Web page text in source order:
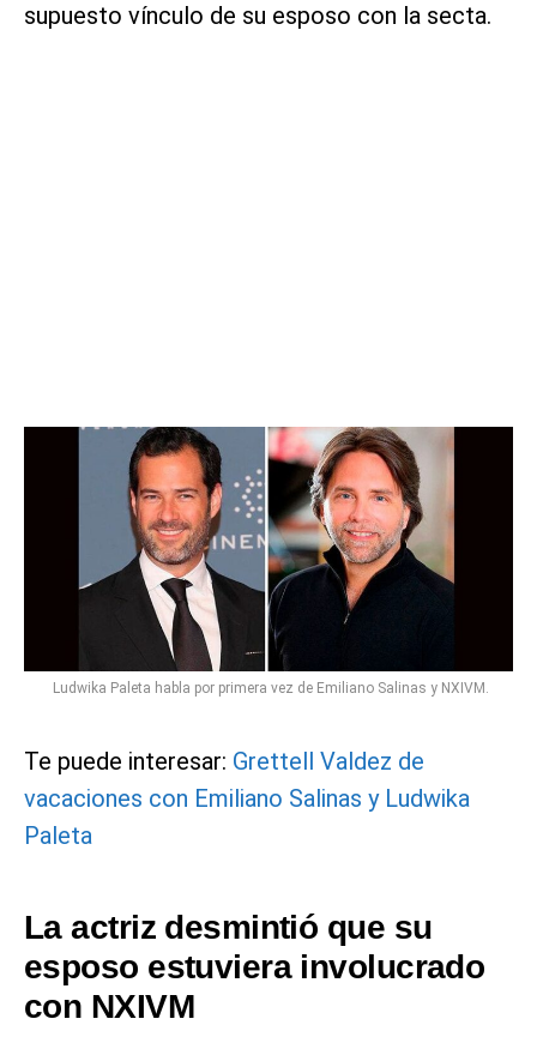
supuesto vínculo de su esposo con la secta.
Ludwika Paleta habla por primera vez de Emiliano Salinas y NXIVM.
Te puede interesar: Grettell Valdez de
vacaciones con Emiliano Salinas y Ludwika
Paleta
La actriz desmintió que su
esposo estuviera involucrado
con NXIVM